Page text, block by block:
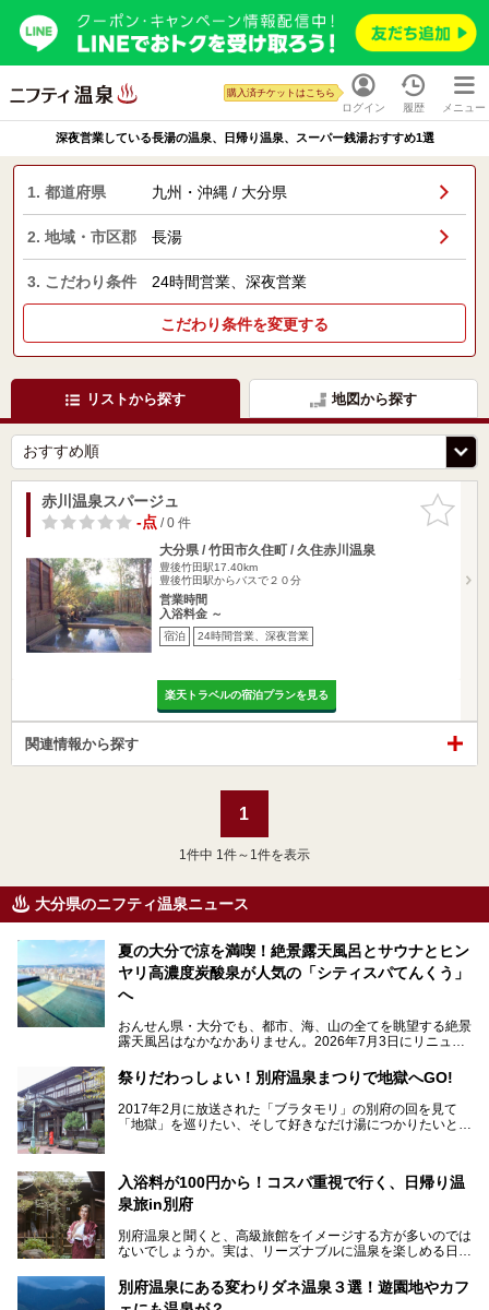
ログイン
購入済チケットはこちら
履歴 メニュー
深夜営業している長湯の温泉、日帰り温泉、スーパー銭湯おすすめ1選
1. 都道府県 九州・沖縄 / 大分県
2. 地域・市区郡 長湯
3. こだわり条件 24時間営業、深夜営業
こだわり条件を変更する
リストから探す 地図から探す
お気に入
りに追加
赤川温泉スパージュ
-点/ 0 件
大分県 / 竹田市久住町 / 久住赤川温泉
豊後竹田駅17.40km
豊後竹田駅からバスで２０分
営業時間
入浴料金 ～
宿泊 24時間営業、深夜営業
楽天トラベルの宿泊プランを見る
関連情報から探す
1
1 件中 1件～1件を表示
大分県のニフティ温泉ニュース
夏の大分で涼を満喫！絶景露天風呂とサウナとヒン
ヤリ高濃度炭酸泉が人気の「シティスパてんくう」
へ
おんせん県・大分でも、都市、海、山の全てを眺望する絶景
露天風呂はなかなかありません。2026年7月3日にリニュー
てんくう(CITY SPA てんくう)」は、なんとJR大分駅直結と
いう利便性の高さ！
地上80mという圧倒的な開放感が魅力。温泉、ロウリュサウ
ナ、そしてひんやりとした約27度の高濃度炭酸泉で交互浴
併設の「JR九州ホテル ブラッサム大分」に泊まって、この
「シティスパてんくう」をたっぷり満喫してきたのでレポー
ルダウンできるスイーツ情報と併せてお楽しみください！
提供元：大分県【PR】
この記事は大分県のPR記事です。
祭りだわっしょい！別府温泉まつりで地獄へGO!
2017年2月に放送された「ブラタモリ」の別府の回を見て
「地獄」を巡りたい、そして好きなだけ湯につかりたいと切
まつり」が開催されます。その期間は嬉しいことに100以上
の共同浴場がなんと無料開放されるんです！普段から入浴料
が100円と安いのに、いいんですかタダにしちゃって!?
しかも4/2には「東京ディズニーリゾートスペシャルパレー
ド」も行われます。つまり別府に行けば「地獄」も「ミッキ
ーマウス」も拝める稀有なイベントですよ、これは行くしか
ない！
入浴料が100円から！コスパ重視で行く、日帰り温
泉旅in別府
別府温泉と聞くと、高級旅館をイメージする方が多いのでは
ないでしょうか。実は、リーズナブルに温泉を楽しめる日帰
で楽しめる「大分県の別府温泉」に注目してみました。
ニフティ温泉がオススメする温泉施設を紹介しちゃいます！
別府温泉にある変わりダネ温泉３選！遊園地やカフ